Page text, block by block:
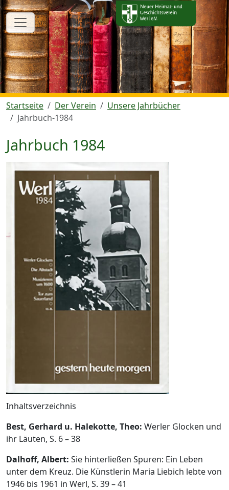
Startseite Der Verein
Unsere Jahrbücher
Jahrbuch-1984
Jahrbuch 1984
Inhaltsverzeichnis
Best, Gerhard u. Halekotte, Theo: Werler Glocken und
ihr Läuten, S. 6 – 38
Dalhoff, Albert: Sie hinterließen Spuren: Ein Leben
unter dem Kreuz. Die Künstlerin Maria Liebich lebte von
1946 bis 1961 in Werl, S. 39 – 41